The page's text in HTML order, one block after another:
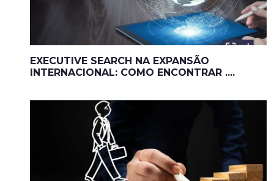
EXECUTIVE SEARCH NA EXPANSÃO
INTERNACIONAL: COMO ENCONTRAR ....